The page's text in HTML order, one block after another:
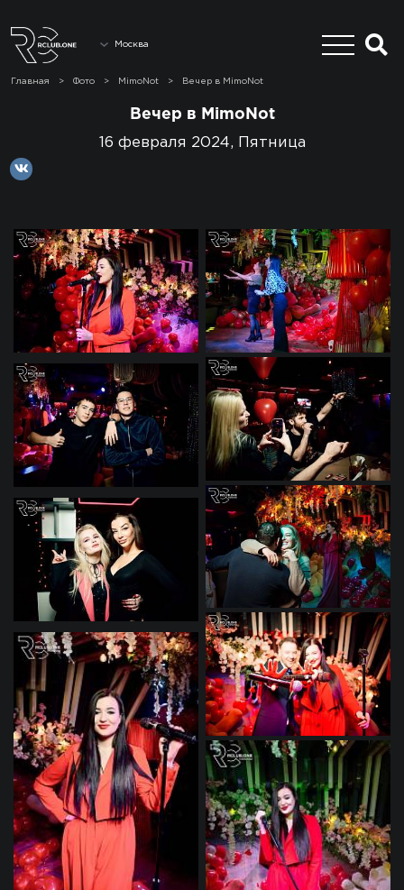
Москва
Главная > Фото > MimoNot > Вечер в MimoNot
Вечер в MimoNot
16 февраля 2024, Пятница